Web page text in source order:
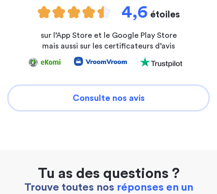
4,6 étoiles
sur l’App Store et le Google Play Store
mais aussi sur les certificateurs d’avis
Consulte nos avis
Tu as des questions ?
Trouve toutes nos réponses en un